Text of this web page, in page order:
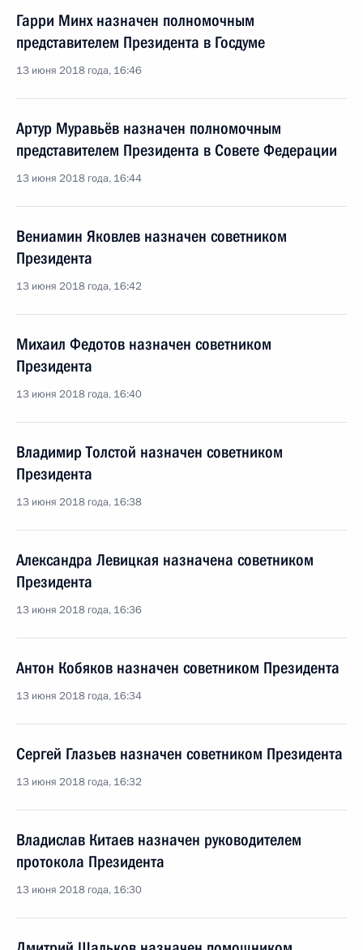
Гарри Минх назначен полномочным
представителем Президента в Госдуме
13 июня 2018 года, 16:46
Артур Муравьёв назначен полномочным
представителем Президента в Совете Федерации
13 июня 2018 года, 16:44
Вениамин Яковлев назначен советником
Президента
13 июня 2018 года, 16:42
Михаил Федотов назначен советником
Президента
13 июня 2018 года, 16:40
Владимир Толстой назначен советником
Президента
13 июня 2018 года, 16:38
Александра Левицкая назначена советником
Президента
13 июня 2018 года, 16:36
Антон Кобяков назначен советником Президента
13 июня 2018 года, 16:34
Сергей Глазьев назначен советником Президента
13 июня 2018 года, 16:32
Владислав Китаев назначен руководителем
протокола Президента
13 июня 2018 года, 16:30